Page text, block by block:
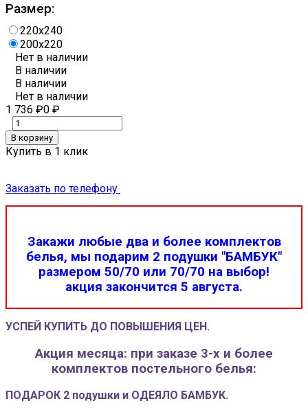
Размер:
220x240
200x220
Нет в наличии
В наличии
В наличии
Нет в наличии
1 736 ₽0 ₽
В корзину
Купить в 1 клик
Заказать по телефону
Закажи любые два и более комплектов
белья, мы подарим 2 подушки "БАМБУК"
размером 50/70 или 70/70 на выбор!
акция закончится 5 августа.
УСПЕЙ КУПИТЬ ДО ПОВЫШЕНИЯ ЦЕН.
Акция месяца: при заказе 3-х и более
комплектов постельного белья:
ПОДАРОК 2 подушки и ОДЕЯЛО БАМБУК.